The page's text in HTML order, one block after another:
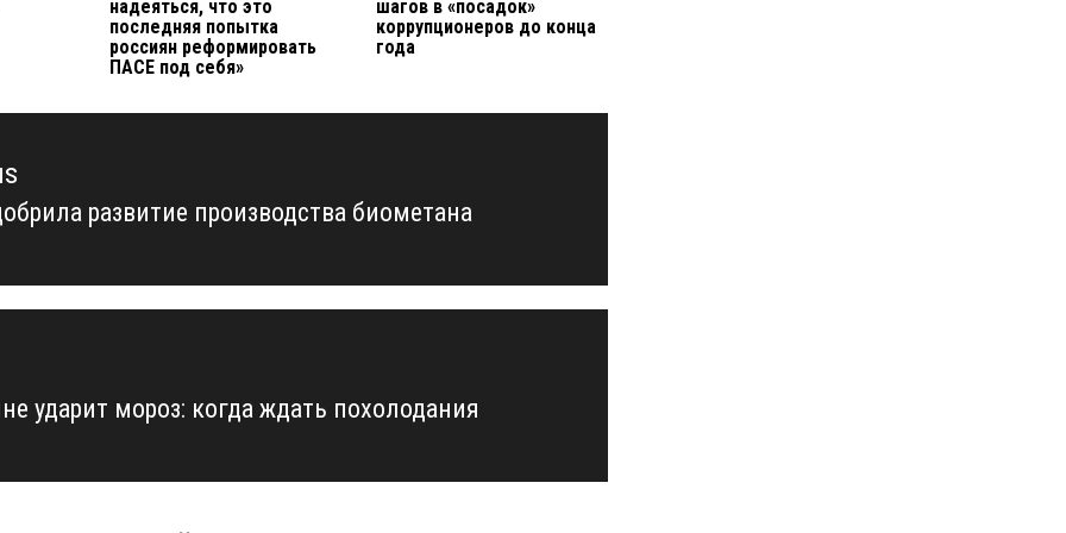
надеяться, что это
последняя попытка
россиян реформировать
ПАСЕ под себя»
шагов в «посадок»
коррупционеров до конца
года
развитие производства биометана
ударит мороз: когда ждать похолодания